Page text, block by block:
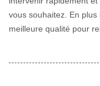
vous souhaitez. En
meilleure qualité pour